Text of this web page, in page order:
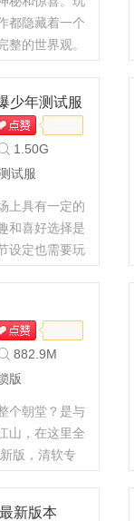
都隐藏着一个
的世界观。
少年测试服
1.50G
试服
上具有一定的
和喜好选择是
设定也需要玩
882.9M
版
个朝堂？是与
山，在这里全
版，清软专
新版本